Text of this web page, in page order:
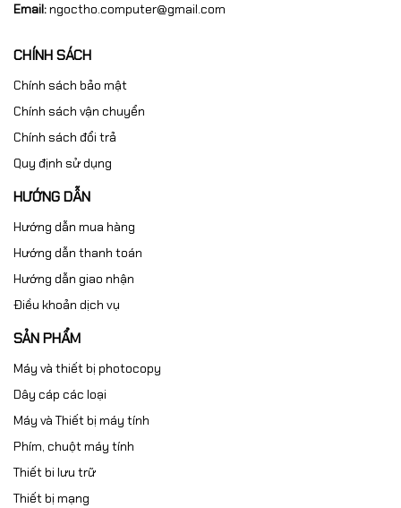
Email:ngoctho.computer@gmail.com
CHÍNH SÁCH
Chính sách bảo mật
Chính sách vận chuyển
Chính sách đổi trả
Quy định sử dụng
HƯỚNG DẪN
Hướng dẫn mua hàng
Hướng dẫn thanh toán
Hướng dẫn giao nhận
Điều khoản dịch vụ
SẢN PHẨM
Máy và thiết bị photocopy
Dây cáp các loại
Máy và Thiết bị máy tính
Phím, chuột máy tính
Thiết bi lưu trữ
Thiết bị mạng